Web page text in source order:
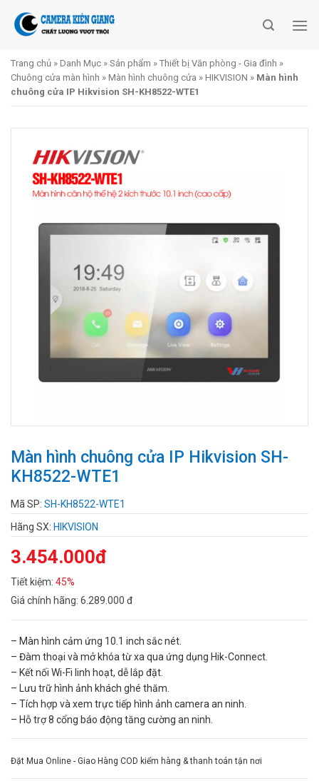
Trang chủ » Danh Mục » Sản phẩm » Thiết bị Văn phòng - Gia đình »
Chuông cửa màn hình » Màn hình chuông cửa » HIKVISION » Màn hình
chuông cửa IP Hikvision SH-KH8522-WTE1
Màn hình chuông cửa IP Hikvision SH-
KH8522-WTE1
Mã SP: SH-KH8522-WTE1
Hãng SX: HIKVISION
3.454.000đ
Tiết kiệm: 45%
Giá chính hãng: 6.289.000 đ
– Màn hình cảm ứng 10.1 inch sắc nét.
– Đàm thoại và mở khóa từ xa qua ứng dụng Hik-Connect.
– Kết nối Wi-Fi linh hoạt, dễ lắp đặt.
– Lưu trữ hình ảnh khách ghé thăm.
– Tích hợp và xem trực tiếp hình ảnh camera an ninh.
– Hỗ trợ 8 cổng báo động tăng cường an ninh.
Đặt Mua Online - Giao Hàng COD kiểm hàng & thanh toán tận nơi